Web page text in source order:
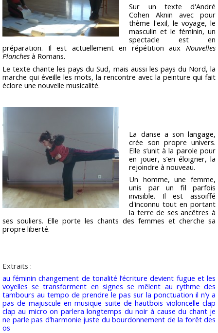
Sur un texte d'André
Cohen Aknin avec pour
thème l'exil, le voyage, le
masculin et le féminin, un
spectacle est en
préparation. Il est actuellement en répétition aux Nouvelles
Planches à Romans.
Le texte chante les pays du Sud, mais aussi les pays du Nord, la
marche qui éveille les mots, la rencontre avec la peinture qui fait
éclore une nouvelle musicalité.
La danse a son langage,
crée son propre univers.
Elle s’unit à la parole pour
en jouer, s’en éloigner, la
rejoindre à nouveau.
Un homme, une femme,
unis par un fil parfois
invisible. Il est assoiffé
d'inconnu tout en portant
la terre de ses ancêtres à
ses souliers. Elle porte les chants des femmes et cherche sa
propre liberté.
Extraits :
au féminin changement de tonalité l’écriture devient fugue et les
voyelles se transforment en signes se mêlent au rythme des
tambours au tempo de prendre le pas sur la ponctuation il n’y a
pas de majuscule en musique suite de hautbois violoncelle clap
clap au micro on parlera longtemps du noir à cause du chant je
ne parle pas d’harmonie juste du bourdonnement de la forêt des
os